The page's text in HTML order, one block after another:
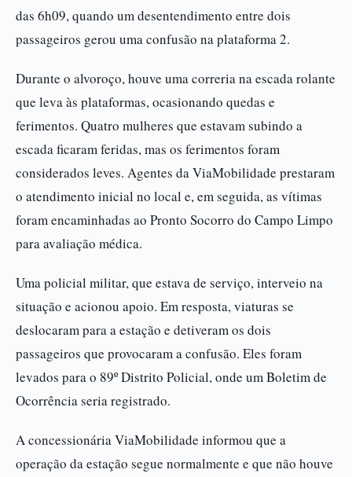
das 6h09, quando um desentendimento entre dois
passageiros gerou uma confusão na plataforma 2.
Durante o alvoroço, houve uma correria na escada rolante
que leva às plataformas, ocasionando quedas e
ferimentos. Quatro mulheres que estavam subindo a
escada ficaram feridas, mas os ferimentos foram
considerados leves. Agentes da ViaMobilidade prestaram
o atendimento inicial no local e, em seguida, as vítimas
foram encaminhadas ao Pronto Socorro do Campo Limpo
para avaliação médica.
Uma policial militar, que estava de serviço, interveio na
situação e acionou apoio. Em resposta, viaturas se
deslocaram para a estação e detiveram os dois
passageiros que provocaram a confusão. Eles foram
levados para o 89º Distrito Policial, onde um Boletim de
Ocorrência seria registrado.
A concessionária ViaMobilidade informou que a
operação da estação segue normalmente e que não houve